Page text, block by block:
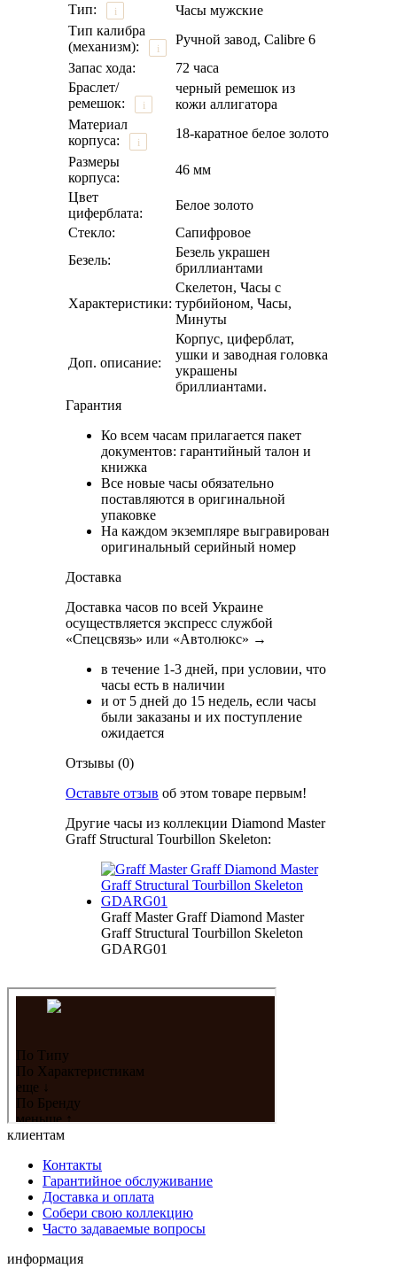
Тип:
i
Часы мужские
Тип калибра
(механизм):
i
Ручной завод, Calibre 6
Запас хода:
72 часа
Браслет/
ремешок:
i
черный ремешок из
кожи аллигатора
Материал
корпуса:
i
18-каратное белое золото
Размеры
корпуса:
46 мм
Цвет
циферблата:
Белое золото
Стекло:
Сапифровое
Безель:
Безель украшен
бриллиантами
Характеристики:
Скелетон, Часы с
турбийоном, Часы,
Минуты
Доп. описание:
Корпус, циферблат,
ушки и заводная головка
украшены
бриллиантами.
Гарантия
Ко всем часам прилагается пакет
документов: гарантийный талон и
книжка
Все новые часы обязательно
поставляются в оригинальной
упаковке
На каждом экземпляре выгравирован
оригинальный серийный номер
Доставка
Доставка часов по всей Украине
осуществляется экспресс службой
«Спецсвязь» или «Автолюкс» →
в течение 1-3 дней, при условии, что
часы есть в наличии
и от 5 дней до 15 недель, если часы
были заказаны и их поступление
ожидается
Отзывы (0)
Оставьте отзыв об этом товаре первым!
Другие часы из коллекции Diamond Master
Graff Structural Tourbillon Skeleton:
Graff Master Graff Diamond Master
Graff Structural Tourbillon Skeleton
GDARG01
клиентам
Контакты
Гарантийное обслуживание
Доставка и оплата
Собери свою коллекцию
Часто задаваемые вопросы
информация